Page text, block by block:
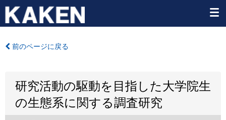
前のページに戻る
研究活動の駆動を目指した大学院生
の生態系に関する調査研究